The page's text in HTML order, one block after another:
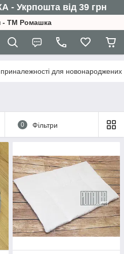
Укрпошта від 39 грн
- ТМ Ромашка
приналежності для новонароджених
0 Фільтри